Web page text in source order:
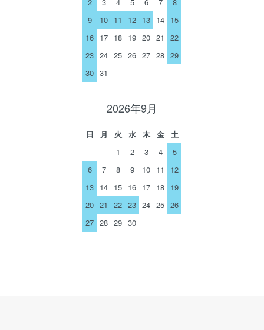
2
3 4 5 6 7
8
9
10 11 12 13 14 15
16 17 18 19 20 21
22
23 24 25 26 27 28 29
30 31
2026年9月
日 月 火 水 木 金
土
1
2 3 4
5
6
7 8 9 10 11
12
13 14 15 16 17 18 19
20 21 22 23 24 25 26
27 28 29 30